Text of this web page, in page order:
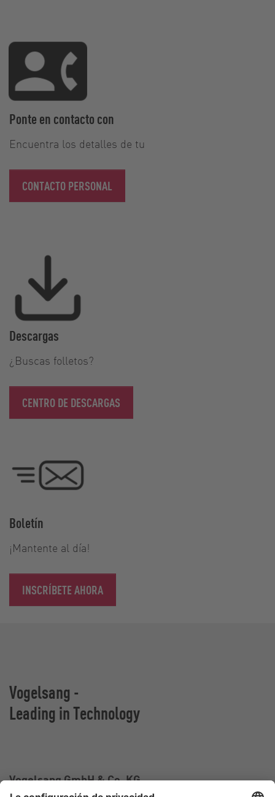
Ponte en contacto con
Encuentra los detalles de tu
CONTACTO PERSONAL
Descargas
¿Buscas folletos?
CENTRO DE DESCARGAS
Boletín
¡Mantente al día!
INSCRÍBETE AHORA
Vogelsang -
Leading in Technology
Vogelsang GmbH & Co. KG